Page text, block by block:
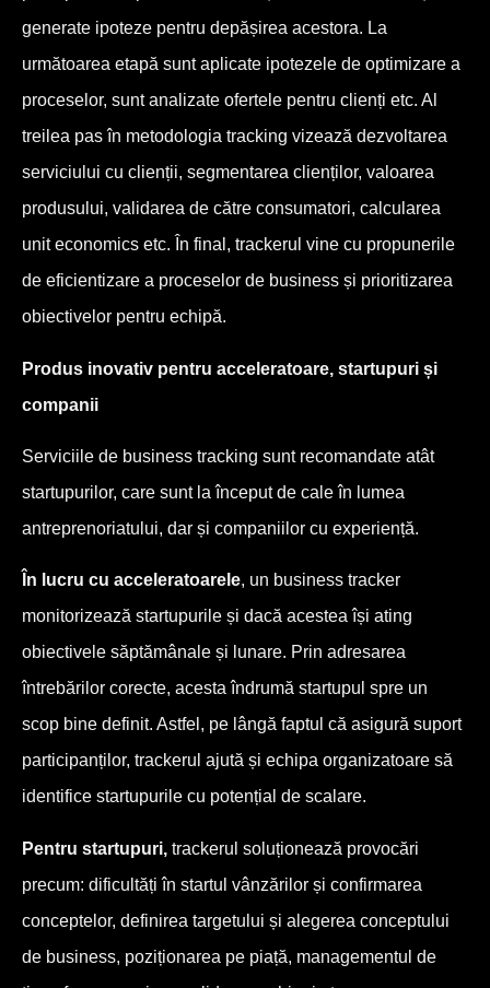
generate ipoteze pentru depășirea acestora. La
următoarea etapă sunt aplicate ipotezele de optimizare a
proceselor, sunt analizate ofertele pentru clienți etc. Al
treilea pas în metodologia tracking vizează dezvoltarea
serviciului cu clienții, segmentarea clienților, valoarea
produsului, validarea de către consumatori, calcularea
unit economics etc. În final, trackerul vine cu propunerile
de eficientizare a proceselor de business și prioritizarea
obiectivelor pentru echipă.
Produs inovativ pentru acceleratoare, startupuri și
companii
Serviciile de business tracking sunt recomandate atât
startupurilor, care sunt la început de cale în lumea
antreprenoriatului, dar și companiilor cu experiență.
În lucru cu acceleratoarele, un business tracker
monitorizează startupurile și dacă acestea își ating
obiectivele săptămânale și lunare. Prin adresarea
întrebărilor corecte, acesta îndrumă startupul spre un
scop bine definit. Astfel, pe lângă faptul că asigură suport
participanților, trackerul ajută și echipa organizatoare să
identifice startupurile cu potențial de scalare.
Pentru startupuri, trackerul soluționează provocări
precum: dificultăți în startul vânzărilor și confirmarea
conceptelor, definirea targetului și alegerea conceptului
de business, poziționarea pe piață, managementul de